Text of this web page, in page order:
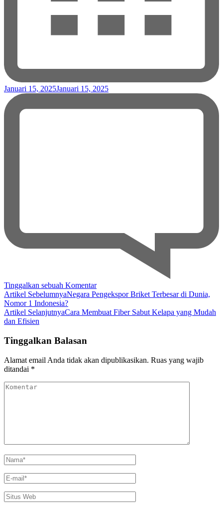
Januari 15, 2025Januari 15, 2025
Tinggalkan sebuah Komentarpada
Cara
Kokedama
Navigasi
Artikel
Artikel SebelumnyaNegara Pengekspor Briket Terbesar di Dunia,
Nomor 1 Indonesia?
Artikel SelanjutnyaCara Membuat Fiber Sabut Kelapa yang Mudah
dan Efisien
Tinggalkan Balasan
Alamat email Anda tidak akan dipublikasikan. Ruas yang wajib
ditandai *
Komentar
Nama*
E-
mail*
Situs
Web